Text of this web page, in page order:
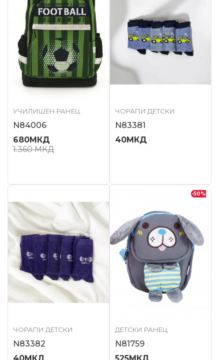
УЧИЛИШЕН РАНЕЦ
N84006
680МКД
1.360МКД
ЧОРАПИ ДЕТСКИ
N83381
40МКД
ЧОРАПИ ДЕТСКИ
N83382
40МКД
-50%
ДЕТСКИ РАНЕЦ
N81759
525МКД